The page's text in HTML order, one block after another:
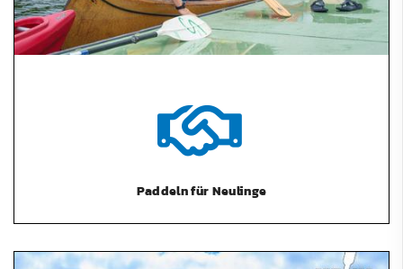
Paddeln für Neulinge